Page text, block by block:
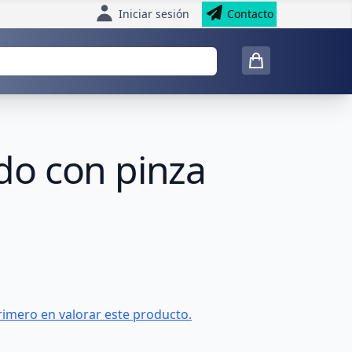
Iniciar sesión Contacto
con pinza
en valorar este producto.